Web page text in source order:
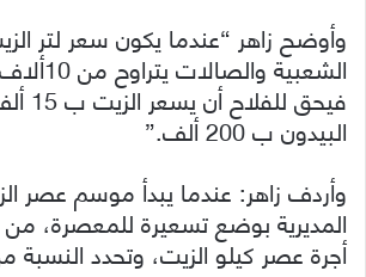
وأوضح زاهر “عندما يكون سعر لتر
فيحق
البيدون ب 200 ألف.”
وأردف زاهر: عندما يبدأ موسم عصر
المديرية بوضع تسعيرة للمعصرة، من
أجرة عصر كيلو الزيت، وتحدد النسبة من ” 5-